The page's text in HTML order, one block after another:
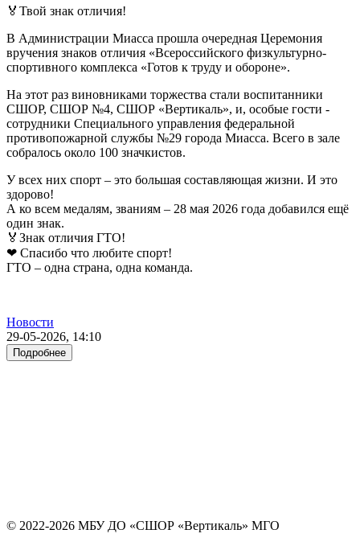
🏅Твой знак отличия!
В Администрации Миасса прошла очередная Церемония
вручения знаков отличия «Всероссийского физкультурно-
спортивного комплекса «Готов к труду и обороне».
На этот раз виновниками торжества стали воспитанники
СШОР, СШОР №4, СШОР «Вертикаль», и, особые гости -
сотрудники Специального управления федеральной
противопожарной службы №29 города Миасса. Всего в зале
собралось около 100 значкистов.
У всех них спорт – это большая составляющая жизни. И это
здорово!
А ко всем медалям, званиям – 28 мая 2026 года добавился ещё
один знак.
🏅Знак отличия ГТО!
❤ Спасибо что любите спорт!
ГТО – одна страна, одна команда.
Новости
29-05-2026, 14:10
Подробнее
© 2022-2026 МБУ ДО «СШОР «Вертикаль» МГО